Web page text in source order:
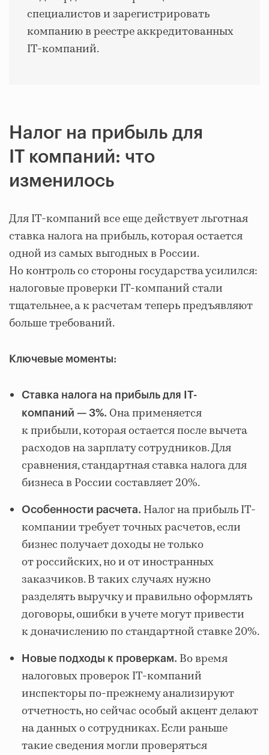
специалистов и зарегистрировать
компанию в реестре аккредитованных
IT-компаний.
Налог на прибыль для
IT компаний: что
изменилось
Для IT-компаний все еще действует льготная
ставка налога на прибыль, которая остается
одной из самых выгодных в России.
Но контроль со стороны государства усилился:
налоговые проверки IT-компаний стали
тщательнее, а к расчетам теперь предъявляют
больше требований.
Ключевые моменты:
Ставка налога на прибыль для IT-
компаний — 3%. Она применяется
к прибыли, которая остается после вычета
расходов на зарплату сотрудников. Для
сравнения, стандартная ставка налога для
бизнеса в России составляет 20%.
Особенности расчета. Налог на прибыль IT-
компании требует точных расчетов, если
бизнес получает доходы не только
от российских, но и от иностранных
заказчиков. В таких случаях нужно
разделять выручку и правильно оформлять
договоры, ошибки в учете могут привести
к доначислению по стандартной ставке 20%.
Новые подходы к проверкам. Во время
налоговых проверок IT-компаний
инспекторы по-прежнему анализируют
отчетность, но сейчас особый акцент делают
на данных о сотрудниках. Если раньше
такие сведения могли проверяться